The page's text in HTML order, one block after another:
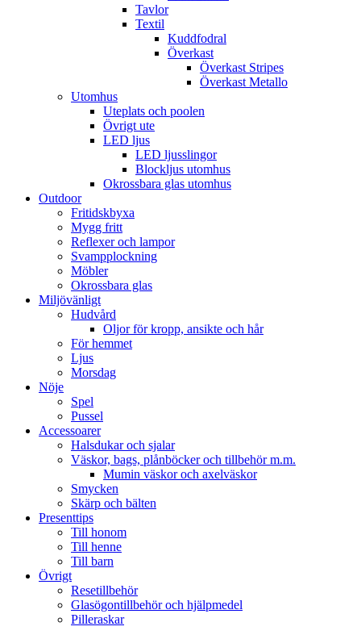
Tavlor
Textil
Kuddfodral
Överkast
Överkast Stripes
Överkast Metallo
Utomhus
Uteplats och poolen
Övrigt ute
LED ljus
LED ljusslingor
Blockljus utomhus
Okrossbara glas utomhus
Outdoor
Fritidskbyxa
Mygg fritt
Reflexer och lampor
Svampplockning
Möbler
Okrossbara glas
Miljövänligt
Hudvård
Oljor för kropp, ansikte och hår
För hemmet
Ljus
Morsdag
Nöje
Spel
Pussel
Accessoarer
Halsdukar och sjalar
Väskor, bags, plånböcker och tillbehör m.m.
Mumin väskor och axelväskor
Smycken
Skärp och bälten
Presenttips
Till honom
Till henne
Till barn
Övrigt
Resetillbehör
Glasögontillbehör och hjälpmedel
Pilleraskar